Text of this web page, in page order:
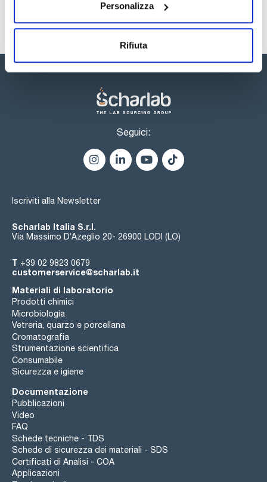
Personalizza
Rifiuta
Seguici:
Iscriviti alla Newsletter
Scharlab Italia S.r.l.
Via Massimo D’Azeglio 20- 26900 LODI (LO)
T +39 02 9823 0679
customerservice@scharlab.it
Materiali di laboratorio
Prodotti chimici
Microbiologia
Vetreria, quarzo e porcellana
Cromatografia
Strumentazione scientifica
Consumabile
Sicurezza e igiene
Documentazione
Pubblicazioni
Video
FAQ
Schede tecniche - TDS
Schede di sicurezza dei materiali - SDS
Certificati di Analisi - COA
Applicazioni